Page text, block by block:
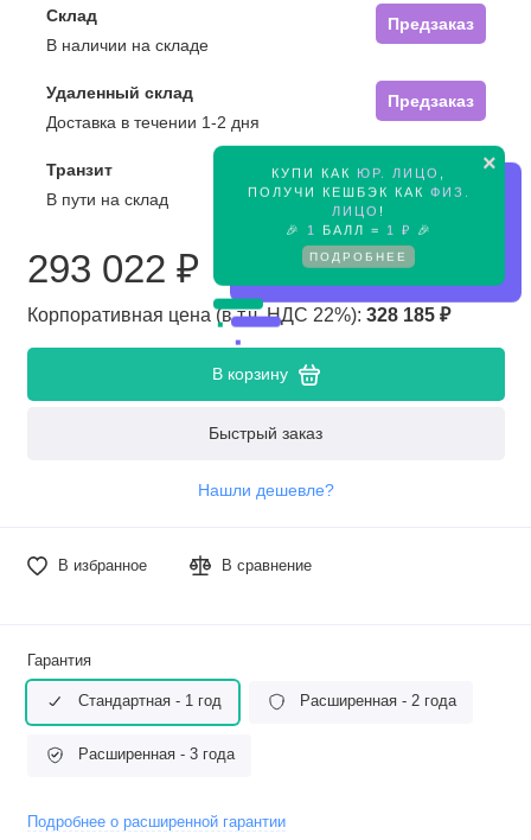
×
КУПИ КАК ЮР. ЛИЦО
ПОЛУЧИ КЕШБЭК КАК ФИЗ.
ЛИЦО !
🎉 1 БАЛЛ = 1 ₽ 🎉
ПОДРОБНЕЕ
Склад
Предзаказ
В наличии на складе
Удаленный склад
Предзаказ
Доставка в течении 1-2 дня
Транзит
Предзаказ
В пути на склад
293 022 ₽
Корпоративная цена (в т.ч. НДС 22%): 328 185 ₽
В корзину
Быстрый заказ
Нашли дешевле?
В избранное В сравнение
Гарантия
Стандартная - 1 год Расширенная - 2 года
Расширенная - 3 года
Подробнее о расширенной гарантии